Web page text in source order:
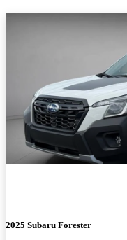
2025 Subaru Forester